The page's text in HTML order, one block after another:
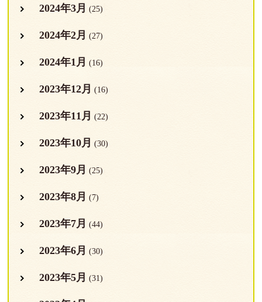
2024年3月 (25)
2024年2月 (27)
2024年1月 (16)
2023年12月 (16)
2023年11月 (22)
2023年10月 (30)
2023年9月 (25)
2023年8月 (7)
2023年7月 (44)
2023年6月 (30)
2023年5月 (31)